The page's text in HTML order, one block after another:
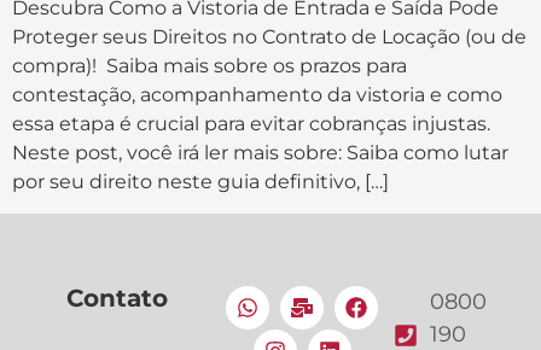
Descubra Como a Vistoria de Entrada e Saída Pode
Proteger seus Direitos no Contrato de Locação (ou de
compra)! Saiba mais sobre os prazos para
contestação, acompanhamento da vistoria e como
essa etapa é crucial para evitar cobranças injustas.
Neste post, você irá ler mais sobre: Saiba como lutar
por seu direito neste guia definitivo, […]
Contato
0800
190